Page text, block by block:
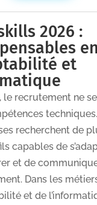
2026 :
en
et
le recrutement ne
recherchent de
capables de
et de
Dans les
et de